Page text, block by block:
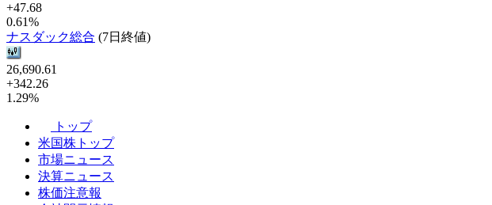
+47.68
0.61%
ナスダック総合 (7日終値)
26,690.61
+342.26
1.29%
トップ
米国株トップ
市場ニュース
決算ニュース
株価注意報